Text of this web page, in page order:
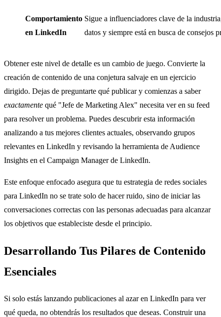
Comportamiento
en LinkedIn
Sigue a influenciadores clave de la
datos y siempre está en busca de consejos
Obtener este nivel de detalle es un cambio de juego. Convierte la
creación de contenido de una conjetura salvaje en un ejercicio
dirigido. Dejas de preguntarte qué publicar y comienzas a saber
exactamente qué "Jefe de Marketing Alex" necesita ver en su feed
para resolver un problema. Puedes descubrir esta información
analizando a tus mejores clientes actuales, observando grupos
relevantes en LinkedIn y revisando la herramienta de Audience
Insights en el Campaign Manager de LinkedIn.
Este enfoque enfocado asegura que tu estrategia de redes sociales
para LinkedIn no se trate solo de hacer ruido, sino de iniciar las
conversaciones correctas con las personas adecuadas para alcanzar
los objetivos que estableciste desde el principio.
Desarrollando Tus Pilares de Contenido
Esenciales
Si solo estás lanzando publicaciones al azar en LinkedIn para ver
qué queda, no obtendrás los resultados que deseas. Construir una